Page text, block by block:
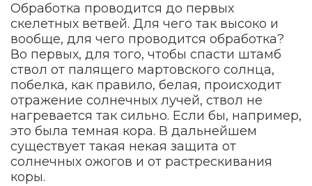
Обработка проводится до первых
скелетных ветвей. Для чего так высоко и
вообще, для чего проводится обработка?
Во первых, для того, чтобы спасти штамб
ствол от палящего мартовского солнца,
побелка, как правило, белая, происходит
отражение солнечных лучей, ствол не
нагревается так сильно. Если бы, например,
это была темная кора. В дальнейшем
существует такая некая защита от
солнечных ожогов и от растрескивания
коры.